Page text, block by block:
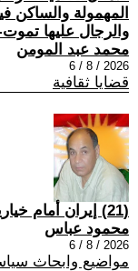
المهمولة والساكن
والرجال عليها
محمد عبد المومن
2026 / 8 / 6
قضايا ثقافية
(21) إيران أمام خيارين الرضوخ أو الزوال
محمود عباس
2026 / 8 / 6
مواضيع وابحاث